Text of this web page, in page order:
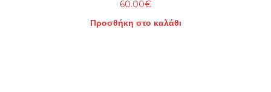
60.00€
Προσθήκη στο καλάθι